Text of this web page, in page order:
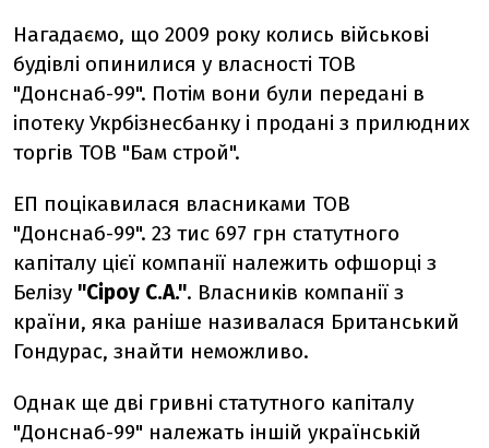
Нагадаємо, що 2009 року колись військові
будівлі опинилися у власності ТОВ
"Донснаб-99". Потім вони були передані в
іпотеку Укрбізнесбанку і продані з прилюдних
торгів ТОВ "Бам строй".
ЕП поцікавилася власниками ТОВ
"Донснаб-99". 23 тис 697 грн статутного
капіталу цієї компанії належить офшорці з
Белізу "Сіроу С.А.". Власників компанії з
країни, яка раніше називалася Британський
Гондурас, знайти неможливо.
Однак ще дві гривні статутного капіталу
"Донснаб-99" належать іншій українській